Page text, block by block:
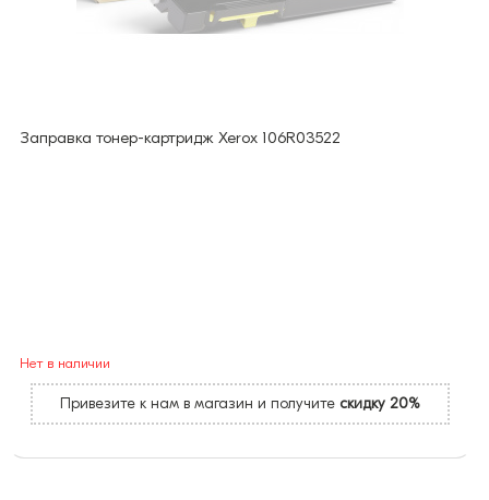
Заправка тонер-картридж Xerox 106R03522
Нет в наличии
Привезите к нам в магазин и получите скидку 20%